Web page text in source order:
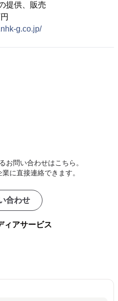
提供、販売
g.co.jp/
お問い合わせはこちら。
に直接連絡できます。
合わせ
ィアサービス